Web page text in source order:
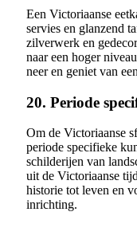
Een Victoriaanse
servies en glanzend
zilverwerk en
naar een hoger
neer en geniet van
20. Periode
Om de Victoriaanse
periode specifieke
schilderijen van
uit de Victoriaanse
historie tot leven en
inrichting.